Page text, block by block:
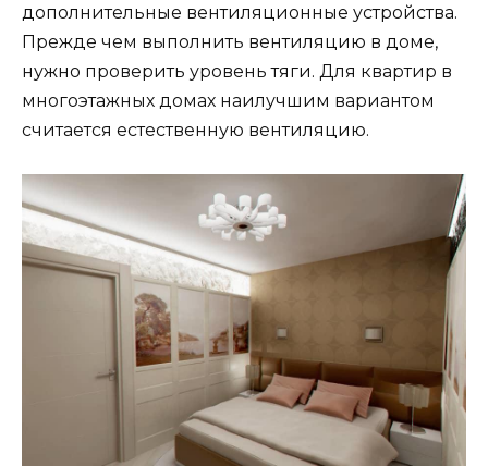
дополнительные вентиляционные устройства.
Прежде чем выполнить вентиляцию в доме,
нужно проверить уровень тяги. Для квартир в
многоэтажных домах наилучшим вариантом
считается естественную вентиляцию.